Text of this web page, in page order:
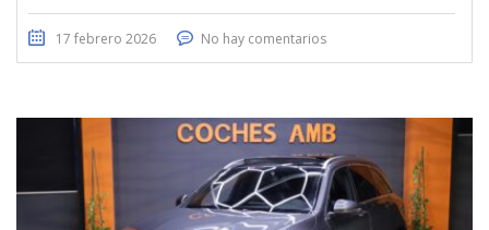
17 febrero 2026 No hay comentarios